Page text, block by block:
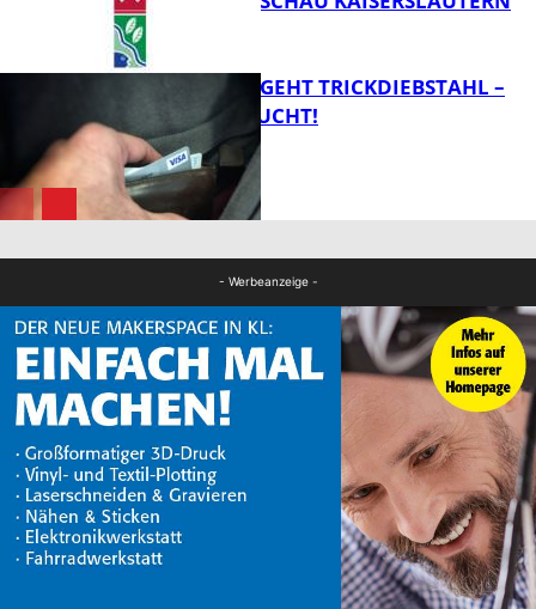
FB Kultur
PÄRCHEN BEGEHT TRICKDIEBSTAHL –
ZEUGEN GESUCHT!
- Werbeanzeige -